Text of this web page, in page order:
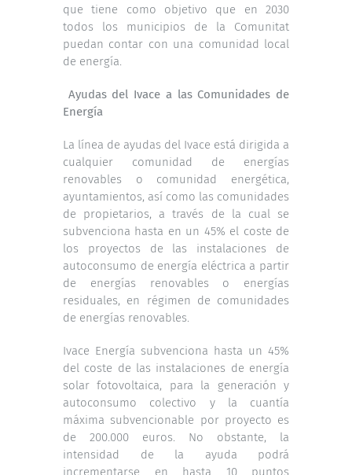
que tiene como objetivo que en 2030
todos los municipios de la Comunitat
puedan contar con una comunidad local
de energía.
Ayudas del Ivace a las Comunidades de
Energía
La línea de ayudas del Ivace está dirigida a
cualquier comunidad de energías
renovables o comunidad energética,
ayuntamientos, así como las comunidades
de propietarios, a través de la cual se
subvenciona hasta en un 45% el coste de
los proyectos de las instalaciones de
autoconsumo de energía eléctrica a partir
de energías renovables o energías
residuales, en régimen de comunidades
de energías renovables.
Ivace Energía subvenciona hasta un 45%
del coste de las instalaciones de energía
solar fotovoltaica, para la generación y
autoconsumo colectivo y la cuantía
máxima subvencionable por proyecto es
de 200.000 euros. No obstante, la
intensidad de la ayuda podrá
incrementarse en hasta 10 puntos